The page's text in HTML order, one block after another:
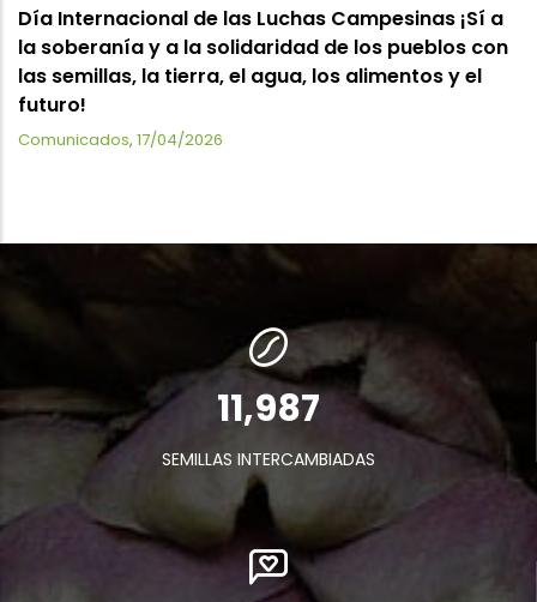
Día Internacional de las Luchas Campesinas ¡Sí a
la soberanía y a la solidaridad de los pueblos con
las semillas, la tierra, el agua, los alimentos y el
futuro!
Comunicados, 17/04/2026
13,847
SEMILLAS INTERCAMBIADAS